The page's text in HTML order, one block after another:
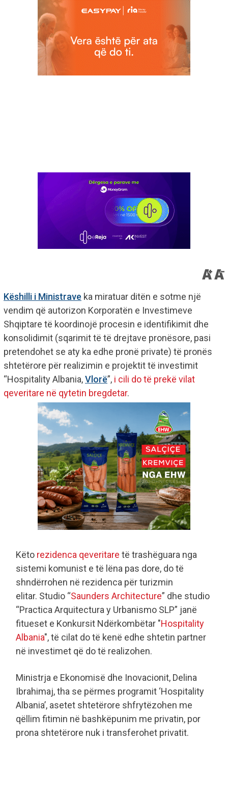
Këshilli i Ministrave ka miratuar ditën e sotme një
vendim që autorizon Korporatën e Investimeve
Shqiptare të koordinojë procesin e identifikimit dhe
konsolidimit (sqarimit të të drejtave pronësore, pasi
pretendohet se aty ka edhe pronë private) të pronës
shtetërore për realizimin e projektit të investimit
“Hospitality Albania,Vlorë”, i cili do të prekë vilat
qeveritare në qytetin bregdetar.
Këto rezidenca qeveritare të trashëguara nga
sistemi komunist e të lëna pas dore, do të
shndërrohen në rezidenca për turizmin
elitar. Studio “Saunders Architecture” dhe studio
“Practica Arquitectura y Urbanismo SLP” janë
fitueset e Konkursit Ndërkombëtar "Hospitality
Albania", të cilat do të kenë edhe shtetin partner
në investimet që do të realizohen.
Ministrja e Ekonomisë dhe Inovacionit, Delina
Ibrahimaj, tha se përmes programit ‘Hospitality
Albania’, asetet shtetërore shfrytëzohen me
qëllim fitimin në bashkëpunim me privatin, por
prona shtetërore nuk i transferohet privatit.